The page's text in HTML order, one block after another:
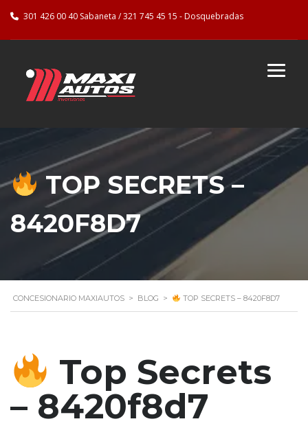
301 426 00 40 Sabaneta / 321 745 45 15 - Dosquebradas
TOP SECRETS –
8420F8D7
CONCESIONARIO MAXIAUTOS > BLOG > TOP SECRETS – 8420F8D7
Top Secrets
– 8420f8d7